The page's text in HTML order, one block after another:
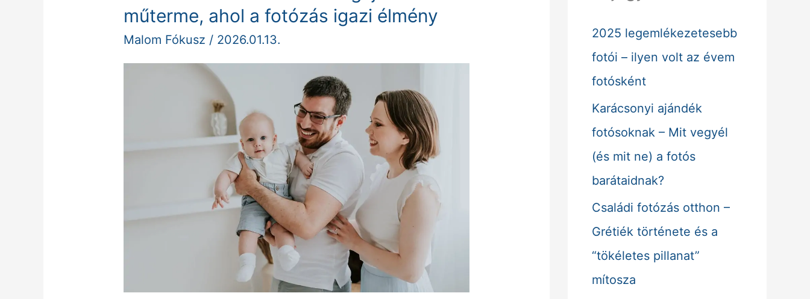
műterme, ahol a fotózás igazi élmény
Malom Fókusz / 2026.01.13.
NoAn
Debrecen
fotózás
o
r
:
2025 legemlékezetesebb
fotói – ilyen volt az évem
fotósként
Karácsonyi ajándék
fotósoknak – Mit vegyél
(és mit ne) a fotós
barátaidnak?
Családi fotózás otthon –
Grétiék története és a
“tökéletes pillanat”
mítosza